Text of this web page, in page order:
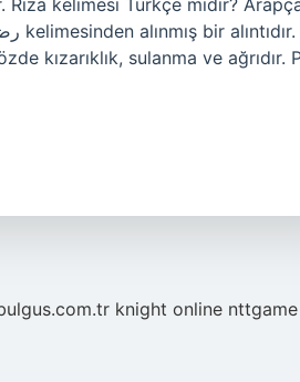
kızarıklık, sulanma ve ağrıdır.
knight online nttgame